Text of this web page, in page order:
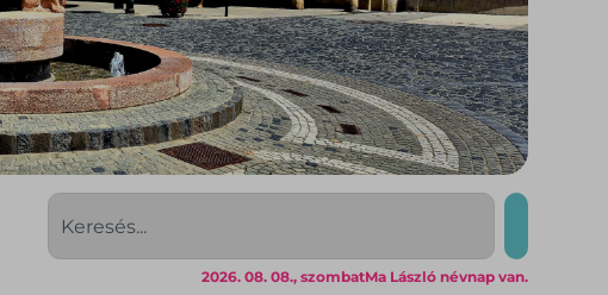
Ma László névnap van.
2026. 08. 08., szombat